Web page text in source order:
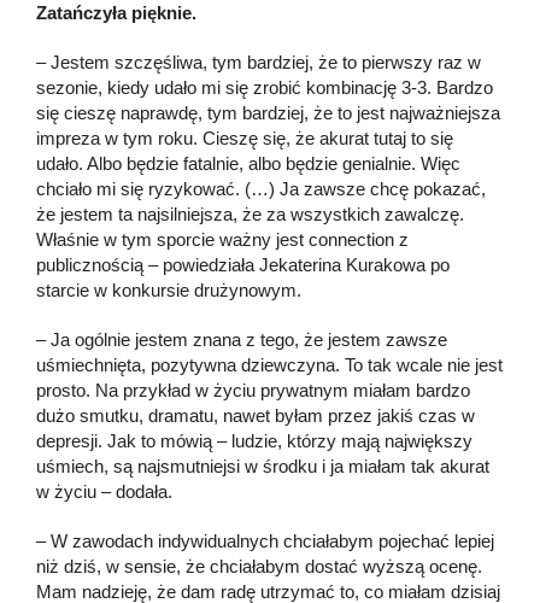
Zatańczyła pięknie.
– Jestem szczęśliwa, tym bardziej, że to pierwszy raz w
sezonie, kiedy udało mi się zrobić kombinację 3-3. Bardzo
się cieszę naprawdę, tym bardziej, że to jest najważniejsza
impreza w tym roku. Cieszę się, że akurat tutaj to się
udało. Albo będzie fatalnie, albo będzie genialnie. Więc
chciało mi się ryzykować. (…) Ja zawsze chcę pokazać,
że jestem ta najsilniejsza, że za wszystkich zawalczę.
Właśnie w tym sporcie ważny jest connection z
publicznością – powiedziała Jekaterina Kurakowa po
starcie w konkursie drużynowym.
– Ja ogólnie jestem znana z tego, że jestem zawsze
uśmiechnięta, pozytywna dziewczyna. To tak wcale nie jest
prosto. Na przykład w życiu prywatnym miałam bardzo
dużo smutku, dramatu, nawet byłam przez jakiś czas w
depresji. Jak to mówią – ludzie, którzy mają największy
uśmiech, są najsmutniejsi w środku i ja miałam tak akurat
w życiu – dodała.
– W zawodach indywidualnych chciałabym pojechać lepiej
niż dziś, w sensie, że chciałabym dostać wyższą ocenę.
Mam nadzieję, że dam radę utrzymać to, co miałam dzisiaj